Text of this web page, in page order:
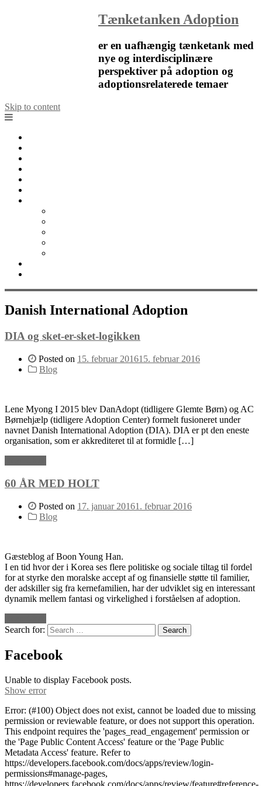
Tænketanken Adoption
er en uafhængig tænketank med
nye og interdisciplinære
perspektiver på adoption og
adoptionsrelaterede temaer
Skip to content
Danish International Adoption
DIA og sket-er-sket-logikken
Posted on 15. februar 201615. februar 2016
Blog
Lene Myong I 2015 blev DanAdopt (tidligere Glemte Børn) og AC
Børnehjælp (tidligere Adoption Center) formelt fusioneret under
navnet Danish International Adoption (DIA). DIA er pt den eneste
organisation, som er akkrediteret til at formidle […]
60 ÅR MED HOLT
Posted on 17. januar 20161. februar 2016
Blog
Gæsteblog af Boon Young Han.
I en tid hvor der i Korea ses flere politiske og sociale tiltag til fordel
for at styrke den moralske accept af og finansielle støtte til familier,
der adskiller sig fra kernefamilien, har der udviklet sig en interessant
dynamik mellem fantasi og virkelighed i forståelsen af adoption.
Search for:
Facebook
Unable to display Facebook posts.
Show error
Error: (#100) Object does not exist, cannot be loaded due to missing
permission or reviewable feature, or does not support this operation.
This endpoint requires the 'pages_read_engagement' permission or
the 'Page Public Content Access' feature or the 'Page Public
Metadata Access' feature. Refer to
https://developers.facebook.com/docs/apps/review/login-
permissions#manage-pages,